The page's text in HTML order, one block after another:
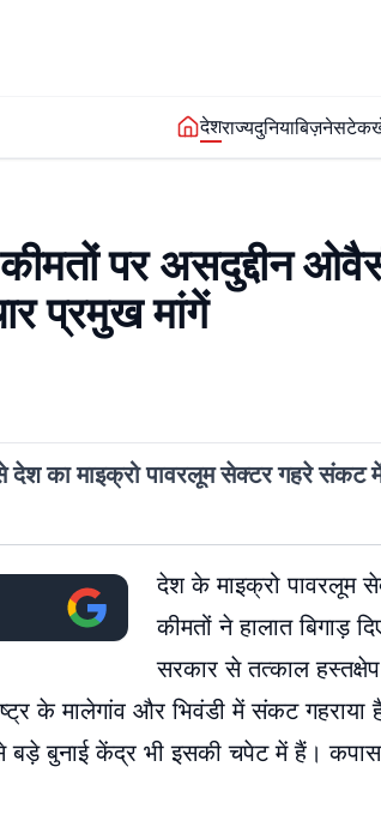
देशराज्यदुनियाबिज़नेसटेक
पर असदुद्दीन
प्रमुख मांगें
देश का माइक्रो पावरलूम सेक्टर गहरे
देश के माइक्रो पावरलूम
कीमतों ने हालात बिगाड़
सरकार से तत्काल
के मालेगांव और भिवंडी में संकट
बड़े बुनाई केंद्र भी इसकी चपेट में हैं।